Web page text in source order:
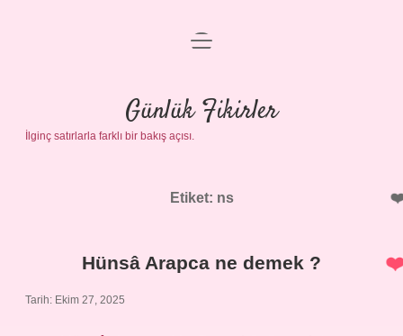
Anasayfa
Gizlilik Politikası
Yasal Uyarı
menüyü
Günlük Fikirler
İlginç satırlarla farklı bir bakış açısı.
Etiket: ns
Hünsâ Arapca ne demek ?
Tarih: Ekim 27, 2025